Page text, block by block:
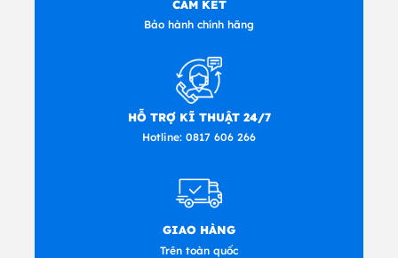
• 1: 1 Một cuộn băng cho mỗi cuộn phương tiện
Chiều rộng :1,33 "/ 33,8 mm đến 2,4" / 58 mm
• Dải băng 300 m 1,00 "/ 25,4 mm
• Dải băng 74 m 0,5 "/ 12,7 mm
CAM KẾT
Bảo hành chính hãng
HỖ TRỢ KĨ THUẬT 24/7
Hotline: 0817 606 266
GIAO HÀNG
Trên toàn quốc